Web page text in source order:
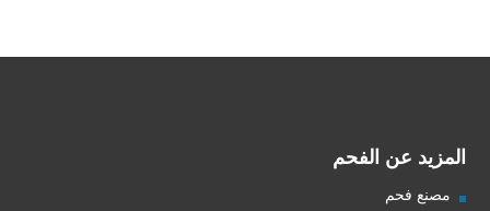
المزيد عن الفحم
مصنع فحم